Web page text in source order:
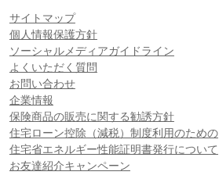
サイトマップ
個人情報保護方針
ソーシャルメディアガイドライン
よくいただく質問
お問い合わせ
企業情報
保険商品の販売に関する勧誘方針
住宅ローン控除（減税）制度利用のための
住宅省エネルギー性能証明書発行について
お友達紹介キャンペーン